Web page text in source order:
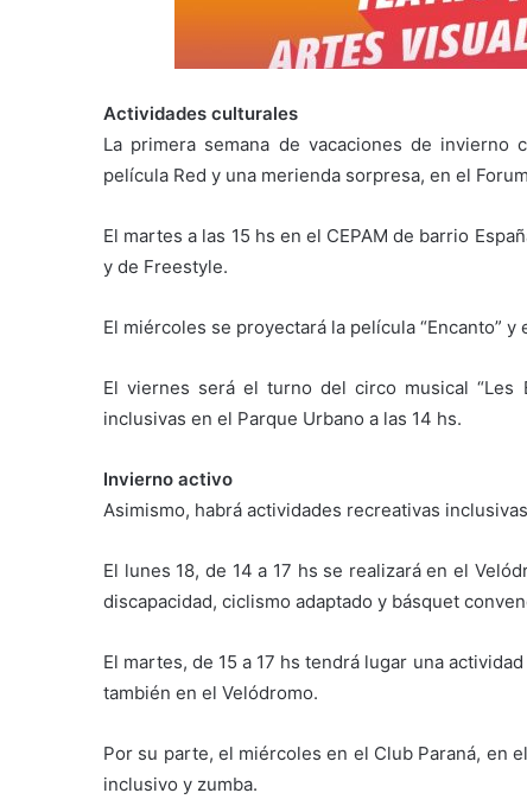
Actividades culturales
La primera semana de vacaciones de
película Red y una merienda sorpresa, en el
El martes a las 15 hs en el CEPAM de barrio
y de Freestyle.
El miércoles se proyectará la película “Encanto”
El viernes será el turno del circo musical “Les
inclusivas en el Parque Urbano a las 14 hs.
Invierno activo
Asimismo, habrá actividades recreativas
El lunes 18, de 14 a 17 hs se realizará en el
discapacidad, ciclismo adaptado y básquet
El martes, de 15 a 17 hs tendrá lugar una
también en el Velódromo.
Por su parte, el miércoles en el Club Paraná, en
inclusivo y zumba.